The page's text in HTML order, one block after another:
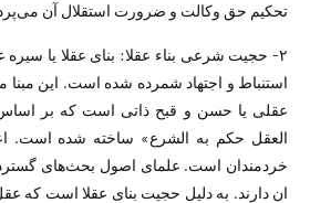
تحکیم حق وکالت و ضرورت استقلال آن
۲- حجیت شرعی بناء عقلا: بنای عقلا یا سیره
استنباط و اجتهاد شمرده شده است. این
عقلی یا حسن و قبح ذاتی است که بر
العقل حکم به الشرع» ساخته شده است.
خردمندان است. علمای اصول بحث‌های
ان دارند. به دلیل حجیت بنای عقلا است که